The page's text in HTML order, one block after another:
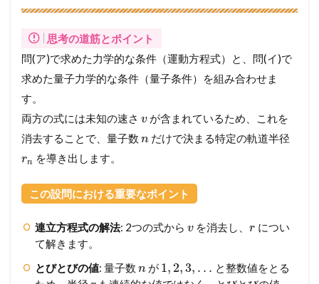
思考の道筋とポイント
問(ア)で求めた力学的な条件（運動方程式）と、問(イ)で
求めた量子力学的な条件（量子条件）を組み合わせま
す。
両方の式には未知の速さ v が含まれているため、これを
消去することで、量子数 n だけで決まる特定の軌道半径
rn を導き出します。
この設問における重要なポイント
連立方程式の解法: 2つの式から v を消去し、r につい
て解きます。
とびとびの値: 量子数 nが 1, 2,3, … と整数値をとる